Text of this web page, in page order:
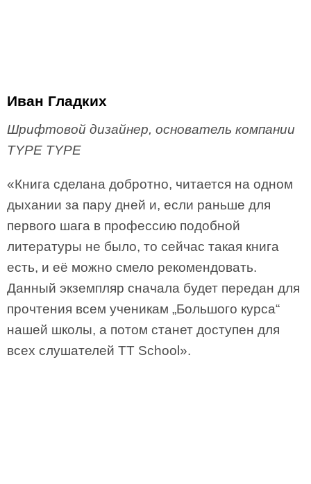
Иван Гладких
Шрифтовой дизайнер, основатель компании
TYPE TYPE
«Книга сделана добротно, читается на одном
дыхании за пару дней и, если раньше для
первого шага в профессию подобной
литературы не было, то сейчас такая книга
есть, и её можно смело рекомендовать.
Данный экземпляр сначала будет передан для
прочтения всем ученикам „Большого курса“
нашей школы, а потом станет доступен для
всех слушателей TT School».